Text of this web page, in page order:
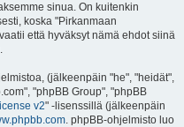
sinua. On kuitenkin
koska "Pirkanmaan
että hyväksyt nämä ehdot siinä
(jälkeenpäin "he", "heidät",
"phpBB Group", "phpBB
v2" -lisenssillä (jälkeenpäin
. phpBB-ohjelmisto luo